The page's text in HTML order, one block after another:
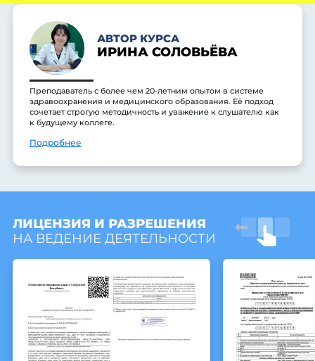
АВТОР КУРСА
ИРИНА СОЛОВЬЁВА
Преподаватель с более чем 20-летним опытом в системе
здравоохранения и медицинского образования. Её подход
сочетает строгую методичность и уважение к слушателю как
к будущему коллеге.
Подробнее
ЛИЦЕНЗИЯ И РАЗРЕШЕНИЯ
НА ВЕДЕНИЕ ДЕЯТЕЛЬНОСТИ